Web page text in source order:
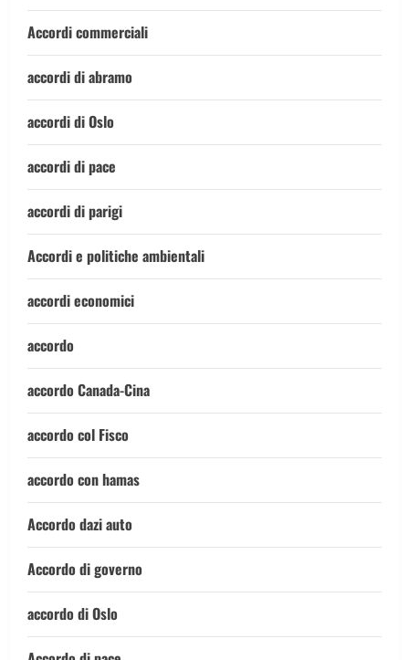
Accordi commerciali
accordi di abramo
accordi di Oslo
accordi di pace
accordi di parigi
Accordi e politiche ambientali
accordi economici
accordo
accordo Canada-Cina
accordo col Fisco
accordo con hamas
Accordo dazi auto
Accordo di governo
accordo di Oslo